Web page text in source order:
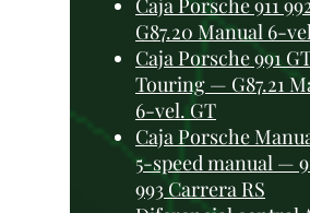
Caja Porsche 911
G87.20 Manual 6-
Caja Porsche 991
Touring — G87.21
6-vel. GT
Caja Porsche
5-speed manual —
993 Carrera RS